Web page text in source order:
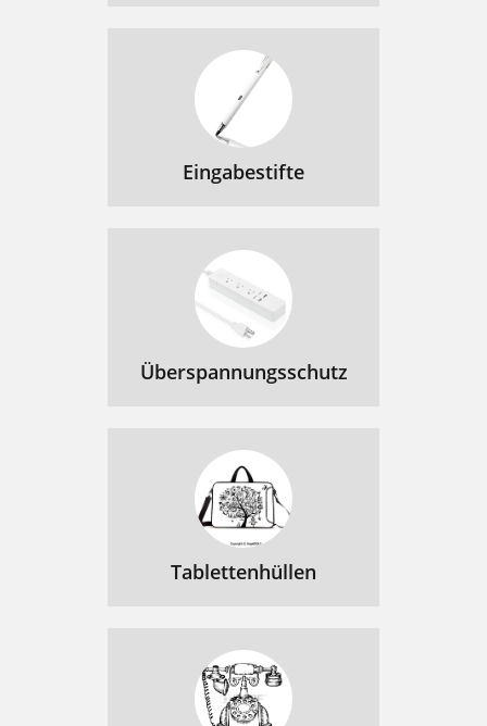
Eingabestifte
Überspannungsschutz
Tablettenhüllen